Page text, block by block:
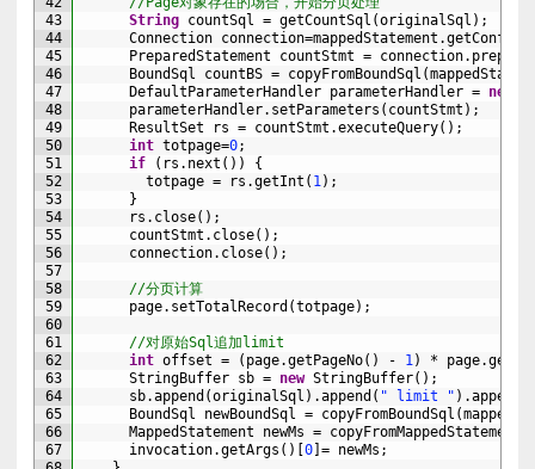
43
44
45
46
47
48
49
50
51
52
53
54
55
56
57
58
59
60
61
62
63
64
65
66
67
String countSql = getCountSql (originalSql ) ;
Connection connection=mappedStatement .
PreparedStatement countStmt = connection.
BoundSql countBS = copyFromBoundSql (
DefaultParameterHandler parameterHandler = new
parameterHandler. setParameters ( countStmt ) ;
ResultSet
rs = countStmt .executeQuery( ) ;
int totpage=0;
if
( rs . next ( ) )
{
totpage = rs .getInt ( 1) ;
}
rs . close( ) ;
countStmt . close( ) ;
connection. close( ) ;
//分页计算
page. setTotalRecord (totpage) ;
//对原始Sql追加limit
int offset = ( page.getPageNo( ) - 1) * page.
StringBuffer sb = new StringBuffer( ) ;
sb.append (originalSql ) .append ( " limit " ) .append
BoundSql newBoundSql = copyFromBoundSql (
MappedStatement newMs = copyFromMappedStatement
invocation.getArgs ( ) 0 = newMs ;